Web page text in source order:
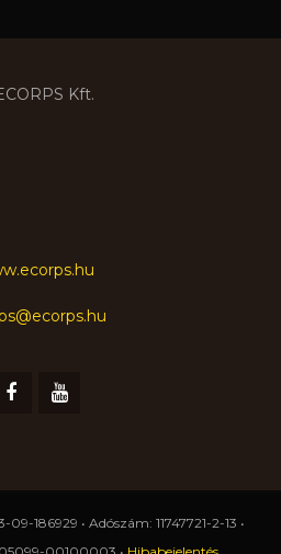
186929 • Adószám: 11747721-2-13 •